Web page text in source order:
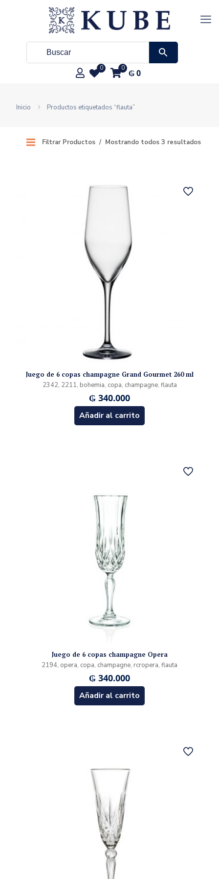
0 0 ₲0
Inicio Productos etiquetados “flauta”
Filtrar Productos Mostrando todos 3 resultados
Juego de 6 copas champagne Grand Gourmet 260 ml
2342, 2211, bohemia, copa, champagne, flauta
₲ 340.000
Añadir al carrito
Juego de 6 copas champagne Opera
2194, opera, copa, champagne, rcropera, flauta
₲ 340.000
Añadir al carrito